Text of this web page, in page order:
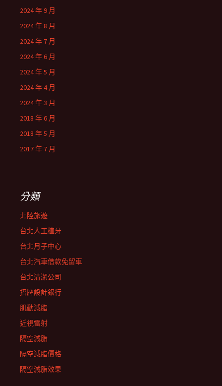
2024 年 9 月
2024 年 8 月
2024 年 7 月
2024 年 6 月
2024 年 5 月
2024 年 4 月
2024 年 3 月
2018 年 6 月
2018 年 5 月
2017 年 7 月
分類
北陸旅遊
台北人工植牙
台北月子中心
台北汽車借款免留車
台北清潔公司
招牌設計銀行
肌動減脂
近視雷射
隔空減脂
隔空減脂價格
隔空減脂效果